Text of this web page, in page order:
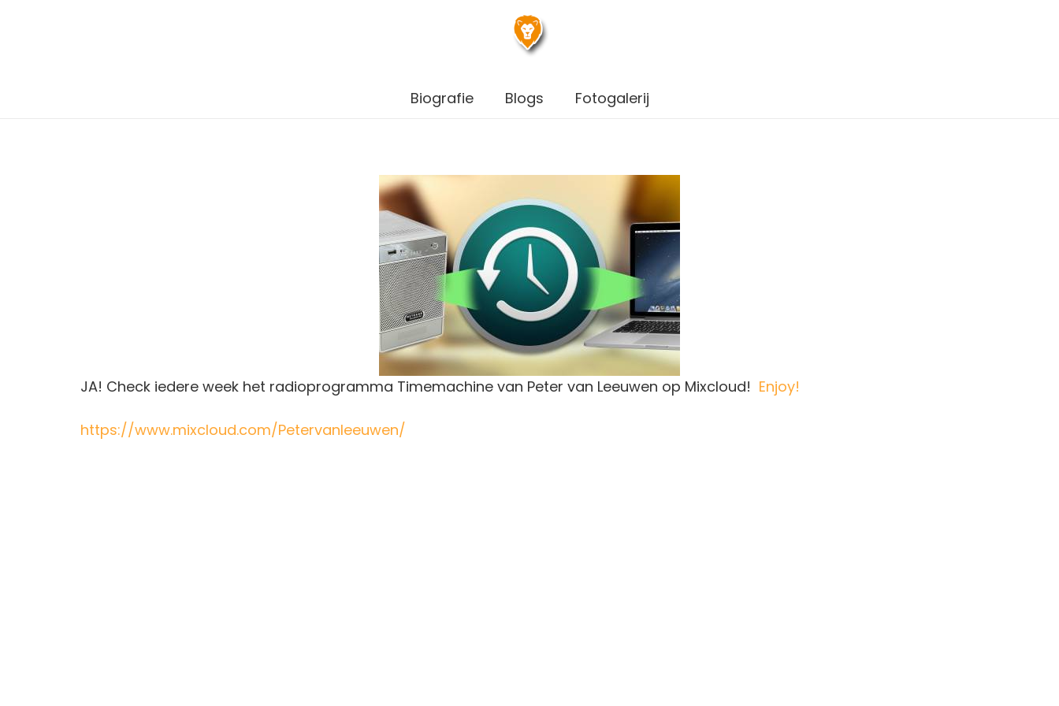
Biografie Blogs Fotogalerij
JA! Check iedere week het radioprogramma Timemachine van Peter van Leeuwen op Mixcloud! Enjoy!
https://www.mixcloud.com/Petervanleeuwen/